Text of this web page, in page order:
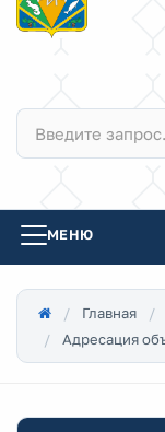
МЕНЮ
Главная
Адресация